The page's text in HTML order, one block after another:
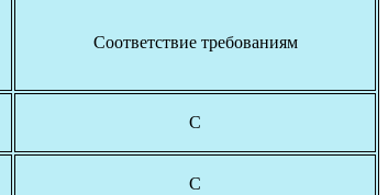
Соответствие требованиям
С
С